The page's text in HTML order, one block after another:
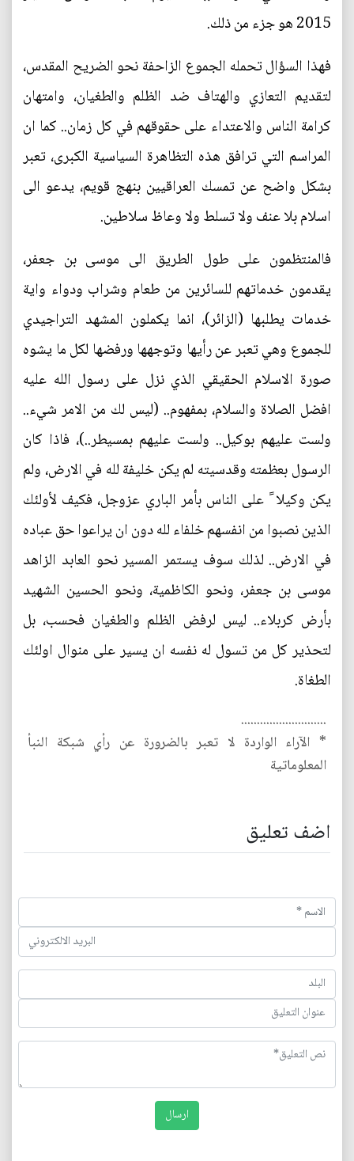
2015 هو جزء من ذلك.
فهذا السؤال تحمله الجموع الزاحفة نحو الضريح المقدس،
لتقديم التعازي والهتاف ضد الظلم والطغيان، وامتهان
كرامة الناس والاعتداء على حقوقهم في كل زمان.. كما ان
المراسم التي ترافق هذه التظاهرة السياسية الكبرى، تعبر
بشكل واضح عن تمسك العراقيين بنهج قويم، يدعو الى
اسلام بلا عنف ولا تسلط ولا وعاظ سلاطين.
فالمنتظمون على طول الطريق الى موسى بن جعفر،
يقدمون خدماتهم للسائرين من طعام وشراب ودواء واية
خدمات يطلبها (الزائر)، انما يكملون المشهد التراجيدي
للجموع وهي تعبر عن رأيها وتوجهها ورفضها لكل ما يشوه
صورة الاسلام الحقيقي الذي نزل على رسول الله عليه
افضل الصلاة والسلام، بمفهوم.. (ليس لك من الامر شيء..
ولست عليهم بوكيل.. ولست عليهم بمسيطر..)، فاذا كان
الرسول بعظمته وقدسيته لم يكن خليفة لله في الارض، ولم
يكن وكيلا ً على الناس بأمر الباري عزوجل، فكيف لأولئك
الذين نصبوا من انفسهم خلفاء لله دون ان يراعوا حق عباده
في الارض.. لذلك سوف يستمر المسير نحو العابد الزاهد
موسى بن جعفر، ونحو الكاظمية، ونحو الحسين الشهيد
بأرض كربلاء.. ليس لرفض الظلم والطغيان فحسب، بل
لتحذير كل من تسول له نفسه ان يسير على منوال اولئك
الطغاة.
...........................
* الآراء الواردة لا تعبر بالضرورة عن رأي شبكة النبأ
المعلوماتية
اضف تعليق